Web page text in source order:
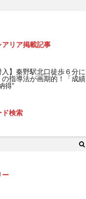
リア掲載記事
入】秦野駅北口徒歩６分に
指導法が画期的！「成績
得”
ド検索
ー